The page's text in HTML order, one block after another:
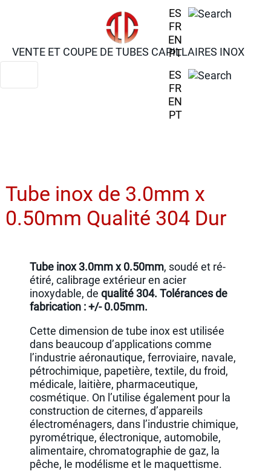
ES
FR
EN
PT
VENTE ET COUPE DE TUBES CAPILLAIRES INOX
ES
FR
EN
PT
Tube inox de 3.0mm x
0.50mm Qualité 304 Dur
Tube inox 3.0mm x 0.50mm, soudé et ré-
étiré, calibrage extérieur en acier
inoxydable, dequalité 304. Tolérances de
fabrication : +/- 0.05mm.
Cette dimension de tube inox est utilisée
dans beaucoup d’applications comme
l’industrie aéronautique, ferroviaire, navale,
pétrochimique, papetière, textile, du froid,
médicale, laitière, pharmaceutique,
cosmétique. On l’utilise également pour la
construction de citernes, d’appareils
électroménagers, dans l’industrie chimique,
pyrométrique, électronique, automobile,
alimentaire, chromatographie de gaz, la
pêche, le modélisme et le maquettisme.